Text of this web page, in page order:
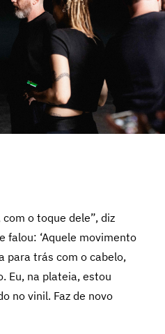
o toque dele”, diz
falou: ‘Aquele movimento
para trás com o cabelo,
Eu, na plateia, estou
no vinil. Faz de novo